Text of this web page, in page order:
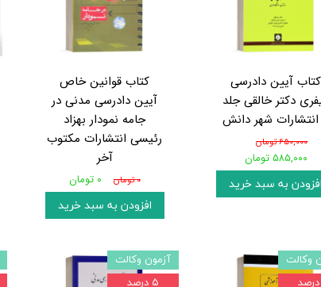
کتاب آیین دادرسی
دکتر خالقی جلد
۶۵۰,۰۰۰ تومان
۵۸۵,۰۰۰ تومان
افزودن به سبد خرید
کتاب قوانین خاص
آیین دادرسی مدنی در
جامه نمودار بهزاد
رئیسی انتشارات مکتوب
آخر
۰ تومان ۰ تومان
افزودن به سبد خرید
وکالت
آزمون وکالت
۵ درصد